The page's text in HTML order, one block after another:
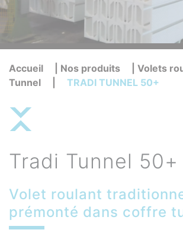
Accueil Nos produits Volets
Tunnel
TRADI TUNNEL 50+
Tradi Tunnel 50+
Volet roulant
prémonté dans coffre